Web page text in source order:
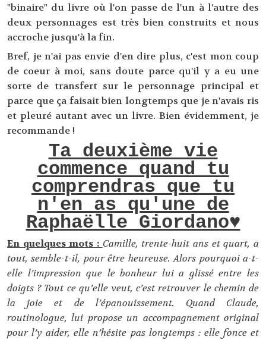
"binaire" du livre où l'on passe de l'un à l'autre des
deux personnages est très bien construits et nous
accroche jusqu'à la fin.
Bref, je n'ai pas envie d'en dire plus, c'est mon coup
de coeur à moi, sans doute parce qu'il y a eu une
sorte de transfert sur le personnage principal et
parce que ça faisait bien longtemps que je n'avais ris
et pleuré autant avec un livre. Bien évidemment, je
recommande !
Ta deuxième vie
commence quand tu
comprendras que tu
n'en as qu'une de
Raphaëlle Giordano♥
En quelques mots : Camille, trente-huit ans et quart, a
tout, semble-t-il, pour être heureuse. Alors pourquoi a-t-
elle l’impression que le bonheur lui a glissé entre les
doigts ? Tout ce qu’elle veut, c’est retrouver le chemin de
la joie et de l’épanouissement. Quand Claude,
routinologue, lui propose un accompagnement original
pour l’y aider, elle n’hésite pas longtemps : elle fonce et